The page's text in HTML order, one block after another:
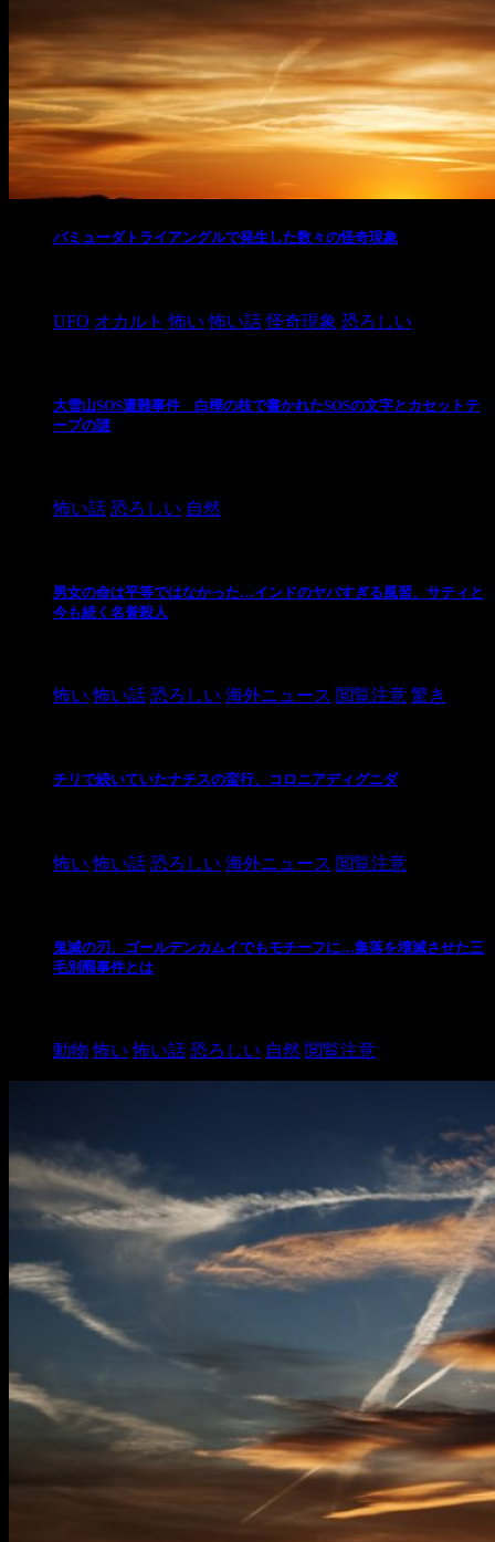
バミューダトライアングルで発生した数々の怪奇現象
UFO オカルト 怖い 怖い話 怪奇現象 恐ろしい
大雪山SOS遭難事件 白樺の枝で書かれたSOSの文字とカセットテ
ープの謎
怖い話 恐ろしい 自然
男女の命は平等ではなかった…インドのヤバすぎる風習、サティと
今も続く名誉殺人
怖い 怖い話 恐ろしい 海外ニュース 閲覧注意 驚き
チリで続いていたナチスの蛮行、コロニアディグニダ
怖い 怖い話 恐ろしい 海外ニュース 閲覧注意
鬼滅の刃、ゴールデンカムイでもモチーフに…集落を壊滅させた三
毛別羆事件とは
動物 怖い 怖い話 恐ろしい 自然 閲覧注意